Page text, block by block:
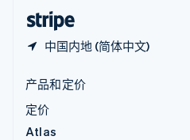
中国内地 (简体中文)
产品和定价
定价
Atlas